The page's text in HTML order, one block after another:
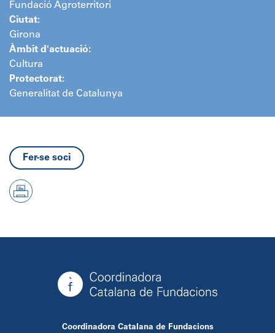
Fundació Agroterritori
Ciutat:
Girona
Àmbit d'actuació:
Cultura
Protectorat:
Generalitat de Catalunya
Fer-se soci
Coordinadora Catalana de Fundacions